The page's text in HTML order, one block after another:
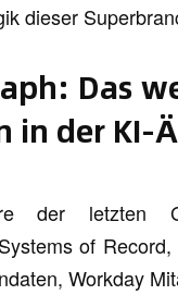
dieser
Das
in der KI-
der
of
Workday